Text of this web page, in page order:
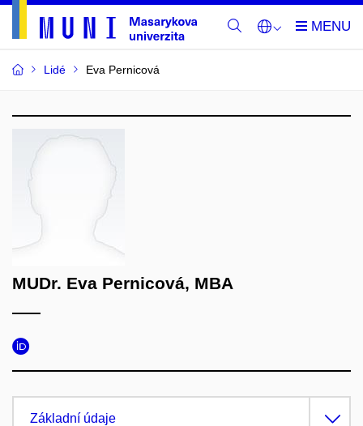
Lidé Eva Pernicová
MUDr. Eva Pernicová, MBA
Základní údaje